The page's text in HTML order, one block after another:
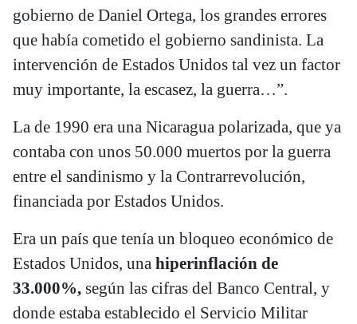
gobierno de Daniel Ortega, los grandes errores
que había cometido el gobierno sandinista. La
intervención de Estados Unidos tal vez un factor
muy importante, la escasez, la guerra…”.
La de 1990 era una Nicaragua polarizada, que ya
contaba con unos 50.000 muertos por la guerra
entre el sandinismo y la Contrarrevolución,
financiada por Estados Unidos.
Era un país que tenía un bloqueo económico de
Estados Unidos, una hiperinflación de
33.000%, según las cifras del Banco Central, y
donde estaba establecido el Servicio Militar